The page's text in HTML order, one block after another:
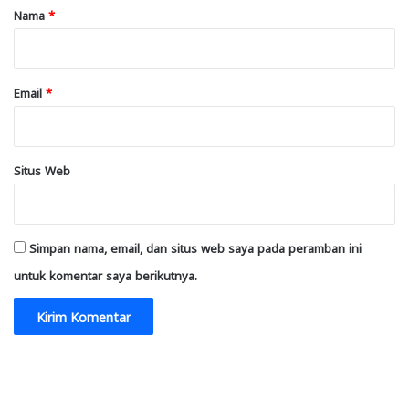
rNama *
Email *
Situs Web
Simpan nama, email, dan situs web saya pada peramban ini
untuk komentar saya berikutnya.